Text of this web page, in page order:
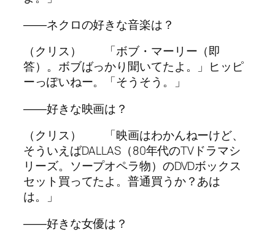
――ネクロの好きな音楽は？
（クリス） 「ボブ・マーリー（即
答）。ボブばっかり聞いてたよ。」ヒッピ
ーっぽいねー。「そうそう。」
――好きな映画は？
（クリス） 「映画はわかんねーけど、
そういえばDALLAS（80年代のTVドラマシ
リーズ。ソープオペラ物）のDVDボックス
セット買ってたよ。普通買うか？あは
は。」
――好きな女優は？